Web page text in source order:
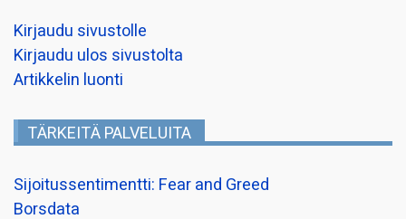
Kirjaudu sivustolle
Kirjaudu ulos sivustolta
Artikkelin luonti
TÄRKEITÄ PALVELUITA
Sijoitussentimentti: Fear and Greed
Borsdata